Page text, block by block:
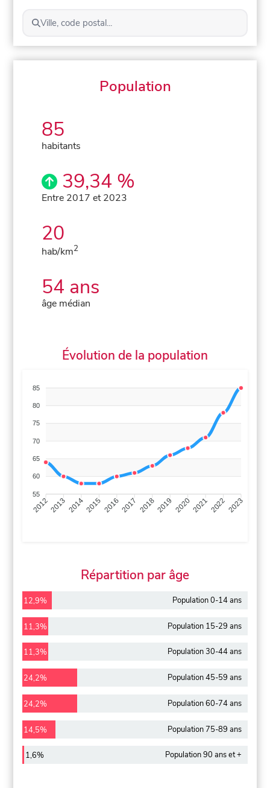
Ville, code postal...
Population
85
habitants
39,34 %
Entre 2017 et 2023
20
hab/km2
54 ans
âge médian
Évolution de la population
85
80
75
70
65
60
55
20122013 20142015 20162017 20182019 20202021 2022 2023
Répartition par âge
12,9% Population 0-14 ans
11,3% Population 15-29 ans
11,3% Population 30-44 ans
24,2% Population 45-59 ans
24,2% Population 60-74 ans
14,5% Population 75-89 ans
1,6% Population 90 ans et +